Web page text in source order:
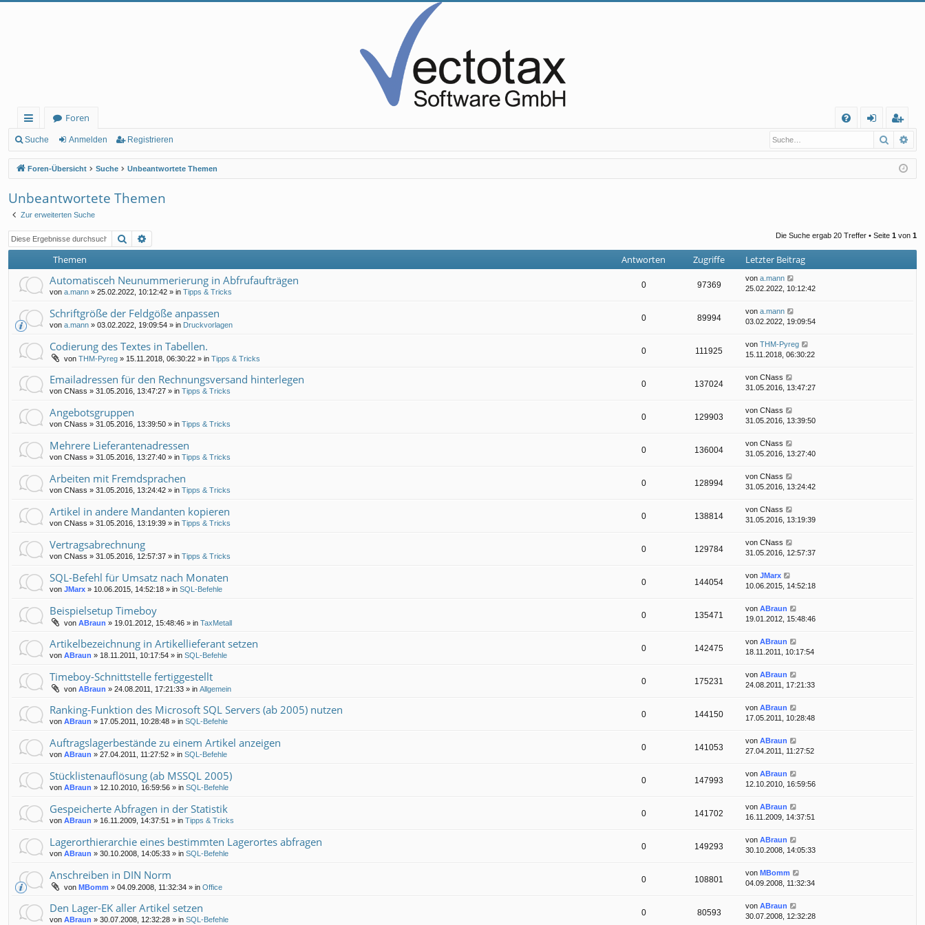
ch
ne
llz
ug
f
Foren
Q
m
el
eg
ist
rie
Suche Anmelden Registrieren Suche
Foren-Übersicht Suche Unbeantwortete Themen
Unbeantwortete Themen
Zur erweiterten Suche
Suche Die Suche ergab 20 Treffer • Seite 1 von 1
Themen Antworten Zugriffe Letzter Beitrag
Automatisceh Neunummerierung in Abfrufaufträgen
von a.mann » 25.02.2022, 10:12:42 » in Tipps & Tricks
0 97369
von a.mann
25.02.2022, 10:12:42
Schriftgröße der Feldgöße anpassen
von a.mann » 03.02.2022, 19:09:54 » in Druckvorlagen
0 89994
von a.mann
03.02.2022, 19:09:54
Codierung des Textes in Tabellen.
von THM-Pyreg » 15.11.2018, 06:30:22 » in Tipps & Tricks
0 111925
von THM-Pyreg
15.11.2018, 06:30:22
Emailadressen für den Rechnungsversand hinterlegen
von CNass » 31.05.2016, 13:47:27 » in Tipps & Tricks
0 137024
von CNass
31.05.2016, 13:47:27
Angebotsgruppen
von CNass » 31.05.2016, 13:39:50 » in Tipps & Tricks
0 129903
von CNass
31.05.2016, 13:39:50
Mehrere Lieferantenadressen
von CNass » 31.05.2016, 13:27:40 » in Tipps & Tricks
0 136004
von CNass
31.05.2016, 13:27:40
Arbeiten mit Fremdsprachen
von CNass » 31.05.2016, 13:24:42 » in Tipps & Tricks
0 128994
von CNass
31.05.2016, 13:24:42
Artikel in andere Mandanten kopieren
von CNass » 31.05.2016, 13:19:39 » in Tipps & Tricks
0 138814
von CNass
31.05.2016, 13:19:39
Vertragsabrechnung
von CNass » 31.05.2016, 12:57:37 » in Tipps & Tricks
0 129784
von CNass
31.05.2016, 12:57:37
SQL-Befehl für Umsatz nach Monaten
von JMarx » 10.06.2015, 14:52:18 » in SQL-Befehle
0 144054
von JMarx
10.06.2015, 14:52:18
Beispielsetup Timeboy
von ABraun » 19.01.2012, 15:48:46 » in TaxMetall
0 135471
von ABraun
19.01.2012, 15:48:46
Artikelbezeichnung in Artikellieferant setzen
von ABraun » 18.11.2011, 10:17:54 » in SQL-Befehle
0 142475
von ABraun
18.11.2011, 10:17:54
Timeboy-Schnittstelle fertiggestellt
von ABraun » 24.08.2011, 17:21:33 » in Allgemein
0 175231
von ABraun
24.08.2011, 17:21:33
Ranking-Funktion des Microsoft SQL Servers (ab 2005) nutzen
von ABraun » 17.05.2011, 10:28:48 » in SQL-Befehle
0 144150
von ABraun
17.05.2011, 10:28:48
Auftragslagerbestände zu einem Artikel anzeigen
von ABraun » 27.04.2011, 11:27:52 » in SQL-Befehle
0 141053
von ABraun
27.04.2011, 11:27:52
Stücklistenauflösung (ab MSSQL 2005)
von ABraun » 12.10.2010, 16:59:56 » in SQL-Befehle
0 147993
von ABraun
12.10.2010, 16:59:56
Gespeicherte Abfragen in der Statistik
von ABraun » 16.11.2009, 14:37:51 » in Tipps & Tricks
0 141702
von ABraun
16.11.2009, 14:37:51
Lagerorthierarchie eines bestimmten Lagerortes abfragen
von ABraun » 30.10.2008, 14:05:33 » in SQL-Befehle
0 149293
von ABraun
30.10.2008, 14:05:33
Anschreiben in DIN Norm
von MBomm » 04.09.2008, 11:32:34 » in Office
0 108801
von MBomm
04.09.2008, 11:32:34
Den Lager-EK aller Artikel setzen
von ABraun » 30.07.2008, 12:32:28 » in SQL-Befehle
0 80593
von ABraun
30.07.2008, 12:32:28